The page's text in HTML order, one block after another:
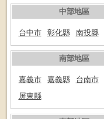
中部地區
台中市 彰化縣 南投縣
南部地區
嘉義市 嘉義縣 台南市
屏東縣